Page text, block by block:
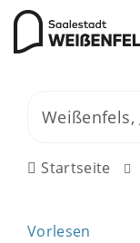
Startseite
Vorlesen